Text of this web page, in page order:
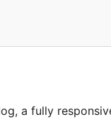
a fully